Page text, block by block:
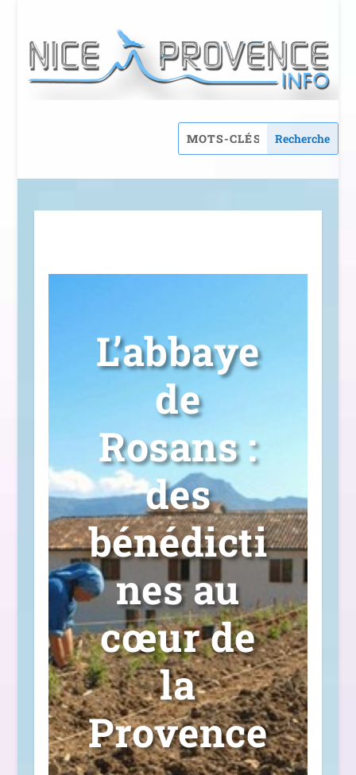
L’abbaye
de
Rosans :
des
bénédicti
nes au
cœur de
la
Provence